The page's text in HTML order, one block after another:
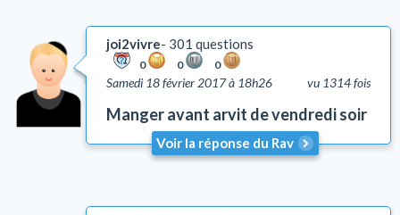
joi2vivre 301 questions
0 0 0
vu 1314 fois
Samedi 18 février 2017 à 18h26
Manger avant arvit de vendredi soir
Voir la réponse du Rav